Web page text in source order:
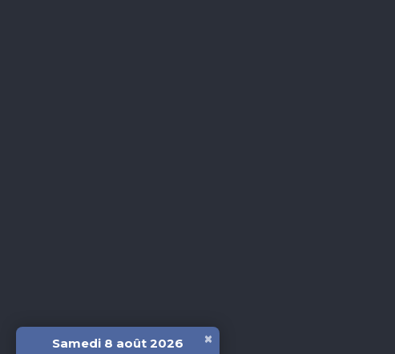
Samedi 8 août 2026 ×